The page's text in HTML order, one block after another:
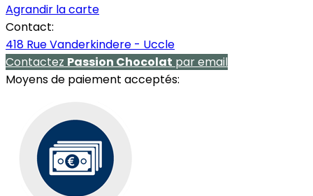
Agrandir la carte
Contact:
418 Rue Vanderkindere - Uccle
Contactez Passion Chocolat par email
Moyens de paiement acceptés: